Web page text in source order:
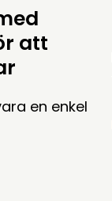
att
en enkel